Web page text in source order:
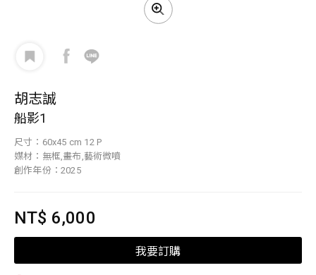
胡志誠
船影1
尺寸：60x45 cm 12 P
媒材：無框,畫布,藝術微噴
創作年份：2025
NT$ 6,000
我要訂購